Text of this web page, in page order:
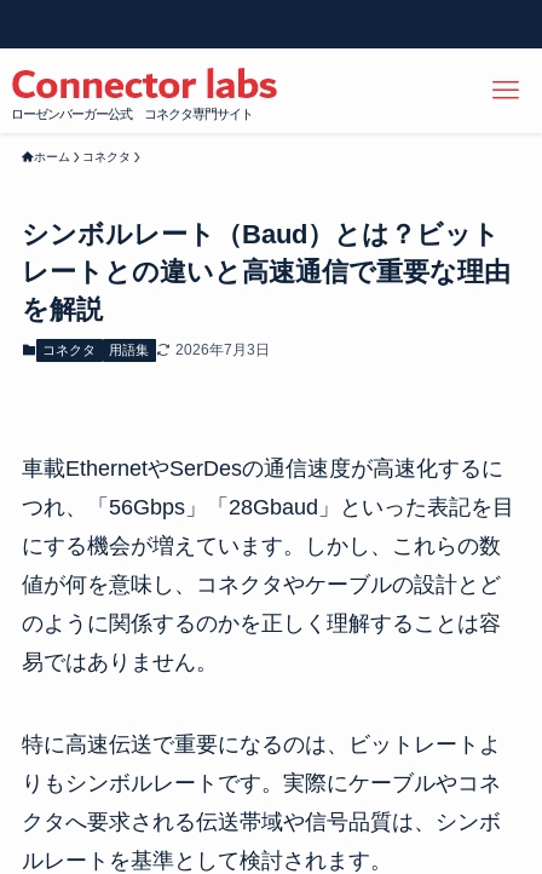
ローゼンバーガー公式 コネクタ専門サイト
ホーム コネクタ
シンボルレート（Baud）とは？ビット
レートとの違いと高速通信で重要な理由
を解説
コネクタ 用語集 2026年7月3日
車載EthernetやSerDesの通信速度が高速化するに
つれ、「56Gbps」「28Gbaud」といった表記を目
にする機会が増えています。しかし、これらの数
値が何を意味し、コネクタやケーブルの設計とど
のように関係するのかを正しく理解することは容
易ではありません。
特に高速伝送で重要になるのは、ビットレートよ
りもシンボルレートです。実際にケーブルやコネ
クタへ要求される伝送帯域や信号品質は、シンボ
ルレートを基準として検討されます。